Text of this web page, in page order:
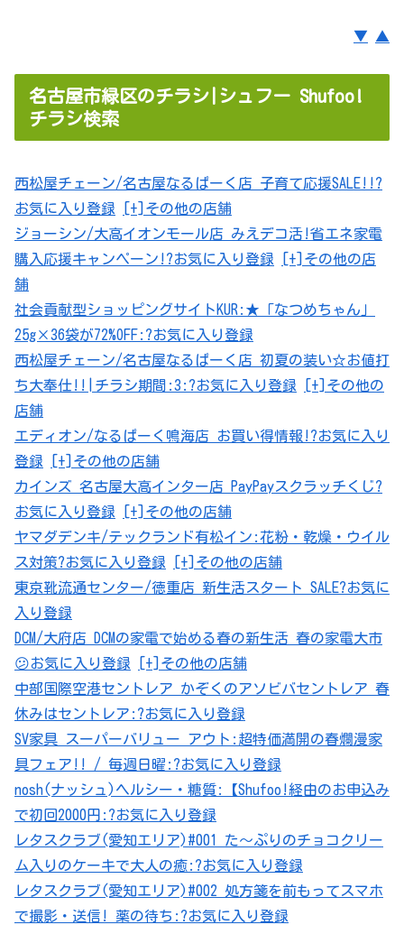
▼ ▲
名古屋市緑区のチラシ|シュフー Shufoo!
チラシ検索
西松屋チェーン/名古屋なるぱーく店 子育て応援SALE!!?
お気に入り登録
[+]その他の店舗
ジョーシン/大高イオンモール店 みえデコ活!省エネ家電
購入応援キャンペーン!?お気に入り登録
[+]その他の店
舗
社会貢献型ショッピングサイトKUR:★「なつめちゃん」
25g×36袋が72%OFF:?お気に入り登録
西松屋チェーン/名古屋なるぱーく店 初夏の装い☆お値打
ち大奉仕!!|チラシ期間:3:?お気に入り登録
[+]その他の
店舗
エディオン/なるぱーく鳴海店 お買い得情報!?お気に入り
登録
[+]その他の店舗
カインズ 名古屋大高インター店 PayPayスクラッチくじ?
お気に入り登録
[+]その他の店舗
ヤマダデンキ/テックランド有松イン:花粉・乾燥・ウイル
ス対策?お気に入り登録
[+]その他の店舗
東京靴流通センター/徳重店 新生活スタート SALE?お気に
入り登録
DCM/大府店 DCMの家電で始める春の新生活 春の家電大市
😕お気に入り登録
[+]その他の店舗
中部国際空港セントレア かぞくのアソビバセントレア 春
休みはセントレア:?お気に入り登録
SV家具 スーパーバリュー アウト:超特価満開の春爛漫家
具フェア!! / 毎週日曜:?お気に入り登録
nosh(ナッシュ)ヘルシー・糖質:【Shufoo!経由のお申込み
で初回2000円:?お気に入り登録
レタスクラブ(愛知エリア)#001 た～ぷりのチョコクリー
ム入りのケーキで大人の癒:?お気に入り登録
レタスクラブ(愛知エリア)#002 処方箋を前もってスマホ
で撮影・送信! 薬の待ち:?お気に入り登録